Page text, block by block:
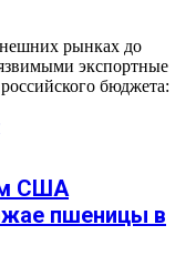
рынках до
экспортные
бюджета:
США
пшеницы в